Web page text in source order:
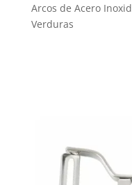
Arcos de Acero
Verduras